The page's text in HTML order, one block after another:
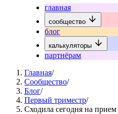
главная
сообщество
блог
калькуляторы
партнёрам
Главная/
Сообщество/
Блог/
Первый триместр/
Сходила сегодня на прием